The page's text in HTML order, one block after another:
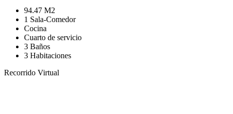
94.47 M2
1 Sala-Comedor
Cocina
Cuarto de servicio
3 Baños
3 Habitaciones
Recorrido Virtual